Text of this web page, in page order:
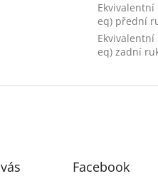
eq) přední
eq) zadní
Facebook